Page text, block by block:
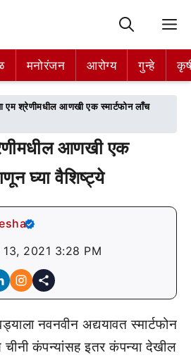
मनोरंजन आरोग्य गुन्हे
मनोरंजन आरोग्य गुन्हे
एम श्रेणीमधील आणखी एक स्मार्टफोन लाँच
आणखी एक
घ्या वैशिष्ट्ये
13, 2021 3:28 PM
नवनवीन अद्ययावत स्मार्टफोन
कंपन्यांसह इतर कंपन्या देखील